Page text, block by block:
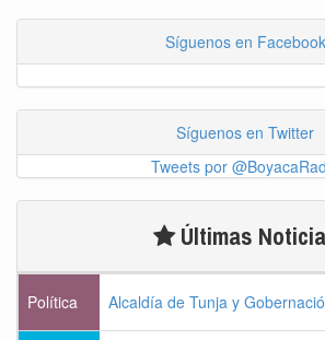
Síguenos en Facebook
Síguenos en Twitter
Tweets por
Últimas
Política Alcaldía de Tunja y